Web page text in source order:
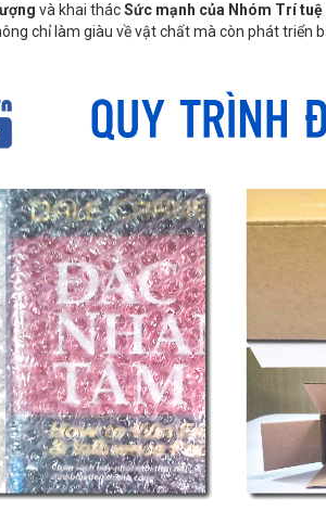
và khai thácSức mạnh của Nhóm Trí tuệ
chỉ làm giàu về vật chất mà còn phát triển